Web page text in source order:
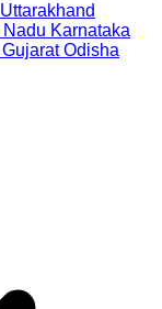
Uttarakhand
Nadu Karnataka
Gujarat Odisha